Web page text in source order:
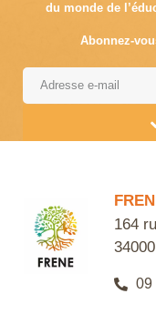
du monde de
Abonnez-
164
09